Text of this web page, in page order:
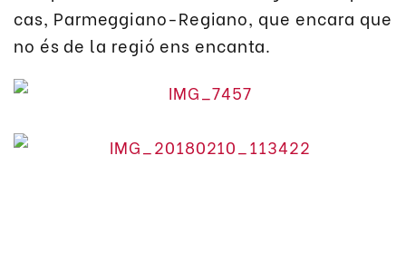
cas, Parmeggiano-Regiano, que encara que
no és de la regió ens encanta.